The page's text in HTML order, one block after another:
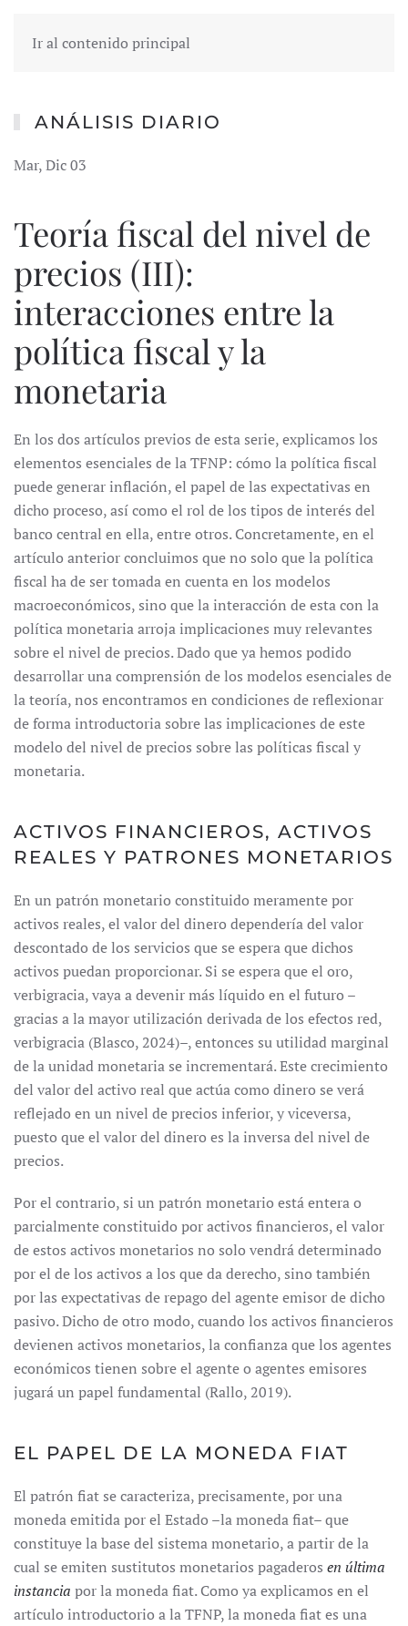
Ir al contenido principal
ANÁLISIS DIARIO
Mar, Dic 03
Teoría fiscal del nivel de
precios (III):
interacciones entre la
política fiscal y la
monetaria
En los dos artículos previos de esta serie, explicamos los
elementos esenciales de la TFNP: cómo la política fiscal
puede generar inflación, el papel de las expectativas en
dicho proceso, así como el rol de los tipos de interés del
banco central en ella, entre otros. Concretamente, en el
artículo anterior concluimos que no solo que la política
fiscal ha de ser tomada en cuenta en los modelos
macroeconómicos, sino que la interacción de esta con la
política monetaria arroja implicaciones muy relevantes
sobre el nivel de precios. Dado que ya hemos podido
desarrollar una comprensión de los modelos esenciales de
la teoría, nos encontramos en condiciones de reflexionar
de forma introductoria sobre las implicaciones de este
modelo del nivel de precios sobre las políticas fiscal y
monetaria.
ACTIVOS FINANCIEROS, ACTIVOS
REALES Y PATRONES MONETARIOS
En un patrón monetario constituido meramente por
activos reales, el valor del dinero dependería del valor
descontado de los servicios que se espera que dichos
activos puedan proporcionar. Si se espera que el oro,
verbigracia, vaya a devenir más líquido en el futuro –
gracias a la mayor utilización derivada de los efectos red,
verbigracia (Blasco, 2024)–, entonces su utilidad marginal
de la unidad monetaria se incrementará. Este crecimiento
del valor del activo real que actúa como dinero se verá
reflejado en un nivel de precios inferior, y viceversa,
puesto que el valor del dinero es la inversa del nivel de
precios.
Por el contrario, si un patrón monetario está entera o
parcialmente constituido por activos financieros, el valor
de estos activos monetarios no solo vendrá determinado
por el de los activos a los que da derecho, sino también
por las expectativas de repago del agente emisor de dicho
pasivo. Dicho de otro modo, cuando los activos financieros
devienen activos monetarios, la confianza que los agentes
económicos tienen sobre el agente o agentes emisores
jugará un papel fundamental (Rallo, 2019).
EL PAPEL DE LA MONEDA FIAT
El patrón fiat se caracteriza, precisamente, por una
moneda emitida por el Estado –la moneda fiat– que
constituye la base del sistema monetario, a partir de la
cual se emiten sustitutos monetarios pagaderos en última
instancia por la moneda fiat. Como ya explicamos en el
artículo introductorio a la TFNP, la moneda fiat es una